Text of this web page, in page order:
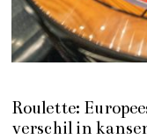
Roulette:
verschil in